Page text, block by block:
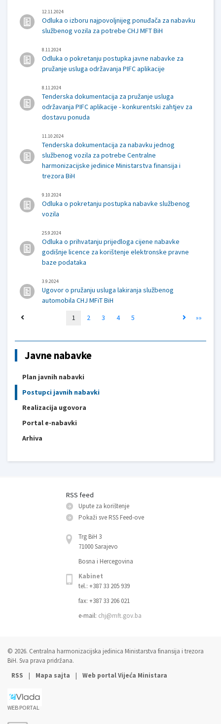
12.11.2024
Odluka o izboru najpovoljnijeg ponuđača za nabavku
službenog vozila za potrebe CHJ MFT BiH
8.11.2024
Odluka o pokretanju postupka javne nabavke za
pružanje usluga održavanja PIFC aplikacije
8.11.2024
Tenderska dokumentacija za pružanje usluga
održavanja PIFC aplikacije - konkurentski zahtjev za
dostavu ponuda
11.10.2024
Tenderska dokumentacija za nabavku jednog
službenog vozila za potrebe Centralne
harmonizacijske jedinice Ministarstva finansija i
trezora BiH
9.10.2024
Odluka o pokretanju postupka nabavke službenog
vozila
25.9.2024
Odluka o prihvatanju prijedloga cijene nabavke
godišnje licence za korištenje elektronske pravne
baze podataka
3.9.2024
Ugovor o pružanju usluga lakiranja službenog
automobila CHJ MFiT BiH
1
2 3 4 5 »»
Javne nabavke
Plan javnih nabavki
Postupci javnih nabavki
Realizacija ugovora
Portal e-nabavki
Arhiva
RSS feed
Upute za korištenje
Pokaži sve RSS Feed-оve
Trg BiH 3
71000 Sarajevo
Bosna i Hercegovina
Kabinet
tel.: +387 33 205 939
fax: +387 33 206 021
e-mail: chj@mft.gov.ba
© 2026. Centralna harmonizacijska jedinica Ministarstva finansija i trezora
BiH. Sva prava pridržana.
RSS
| Mapa sajta | Web portal Vijeća Ministara
WEB PORTAL